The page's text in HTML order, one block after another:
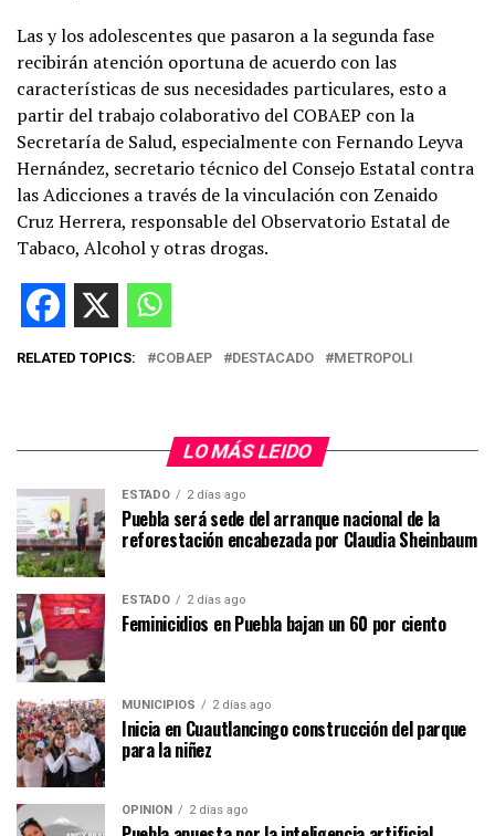
Las y los adolescentes que pasaron a la segunda fase
recibirán atención oportuna de acuerdo con las
características de sus necesidades particulares, esto a
partir del trabajo colaborativo del COBAEP con la
Secretaría de Salud, especialmente con Fernando Leyva
Hernández, secretario técnico del Consejo Estatal contra
las Adicciones a través de la vinculación con Zenaido
Cruz Herrera, responsable del Observatorio Estatal de
Tabaco, Alcohol y otras drogas.
RELATED TOPICS: COBAEP DESTACADO METROPOLI
LO MÁS LEIDO
ESTADO 2 días ago
Puebla será sede del arranque nacional de la
reforestación encabezada por Claudia Sheinbaum
ESTADO 2 días ago
Feminicidios en Puebla bajan un 60 por ciento
MUNICIPIOS 2 días ago
Inicia en Cuautlancingo construcción del parque
para la niñez
OPINIÓN 2 días ago